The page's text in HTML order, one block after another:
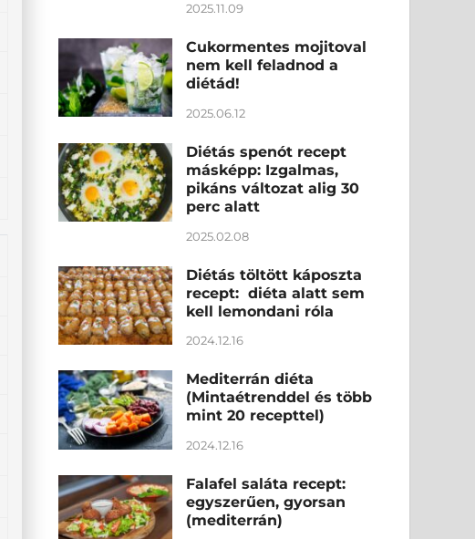
2025.11.09
Cukormentes mojitoval
nem kell feladnod a
diétád!
2025.06.12
Diétás spenót recept
másképp: Izgalmas,
pikáns változat alig 30
perc alatt
2025.02.08
Diétás töltött káposzta
recept: diéta alatt sem
kell lemondani róla
2024.12.16
Mediterrán diéta
(Mintaétrenddel és több
mint 20 recepttel)
2024.12.16
Falafel saláta recept:
egyszerűen, gyorsan
(mediterrán)